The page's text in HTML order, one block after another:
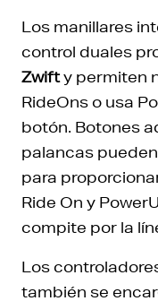
Los manillares
control duales
Zwifty permiten
RideOns o usa
botón. Botones
palancas
para
Ride On y
compite por la
Los
también se